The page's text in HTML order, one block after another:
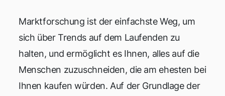
Marktforschung ist der einfachste Weg, um
sich über Trends auf dem Laufenden zu
halten, und ermöglicht es Ihnen, alles auf die
Menschen zuzuschneiden, die am ehesten bei
Ihnen kaufen würden. Auf der Grundlage der